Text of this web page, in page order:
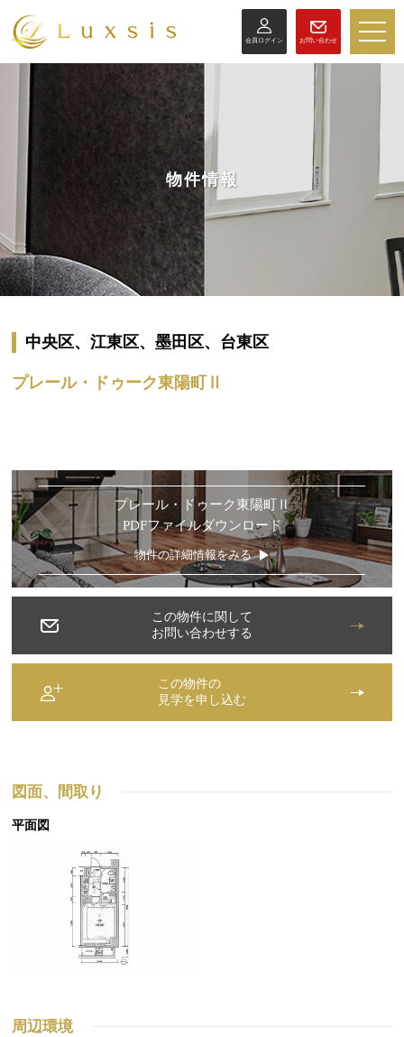
会員ログイン お問い合わせ
toggle
物件情報
中央区、江東区、墨田区、台東区
プレール・ドゥーク東陽町Ⅱ
プレール・ドゥーク東陽町Ⅱ
PDFファイルダウンロード
物件の詳細情報をみる
この物件に関して
お問い合わせする
この物件の
見学を申し込む
図面、間取り
平面図
周辺環境